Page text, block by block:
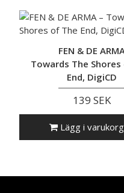
FEN & DE
Towards The
End, DigiCD
139 SEK
Lägg i